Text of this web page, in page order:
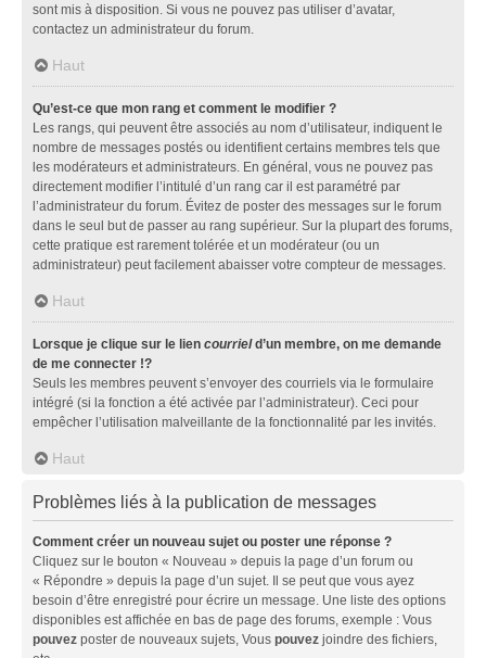
sont mis à disposition. Si vous ne pouvez pas utiliser d’avatar,
contactez un administrateur du forum.
Haut
Qu’est-ce que mon rang et comment le modifier ?
Les rangs, qui peuvent être associés au nom d’utilisateur, indiquent le
nombre de messages postés ou identifient certains membres tels que
les modérateurs et administrateurs. En général, vous ne pouvez pas
directement modifier l’intitulé d’un rang car il est paramétré par
l’administrateur du forum. Évitez de poster des messages sur le forum
dans le seul but de passer au rang supérieur. Sur la plupart des forums,
cette pratique est rarement tolérée et un modérateur (ou un
administrateur) peut facilement abaisser votre compteur de messages.
Haut
Lorsque je clique sur le lien courrield’un membre, on me demande
de me connecter !?
Seuls les membres peuvent s’envoyer des courriels via le formulaire
intégré (si la fonction a été activée par l’administrateur). Ceci pour
empêcher l’utilisation malveillante de la fonctionnalité par les invités.
Haut
Problèmes liés à la publication de messages
Comment créer un nouveau sujet ou poster une réponse ?
Cliquez sur le bouton « Nouveau » depuis la page d’un forum ou
« Répondre » depuis la page d’un sujet. Il se peut que vous ayez
besoin d’être enregistré pour écrire un message. Une liste des options
disponibles est affichée en bas de page des forums, exemple : Vous
pouvez poster de nouveaux sujets, Vous pouvez joindre des fichiers,